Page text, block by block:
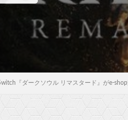
『ダークソウル リマスタード』がe-